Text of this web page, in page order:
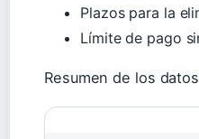
Plazos para la
Límite de pago
Resumen de los